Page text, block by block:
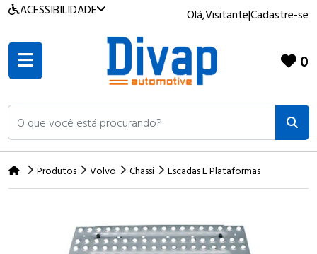
ACESSIBILIDADE Olá,Visitante|Cadastre-se
O que você está procurando?
0
Produtos Volvo Chassi Escadas E Plataformas